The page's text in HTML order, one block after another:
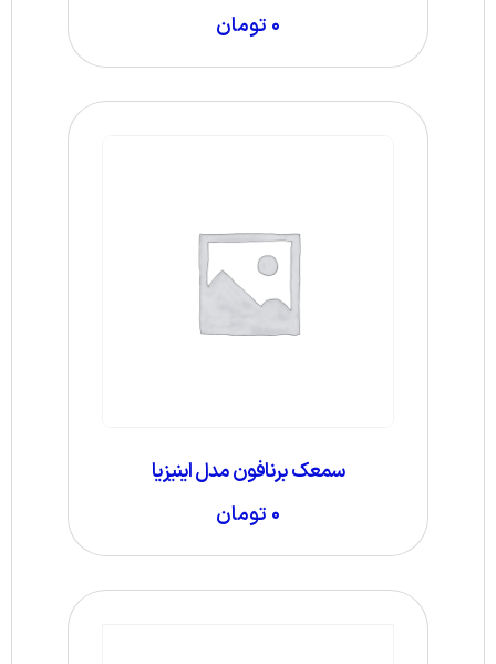
۰ تومان
سمعک برنافون مدل اینیزیا
۰ تومان